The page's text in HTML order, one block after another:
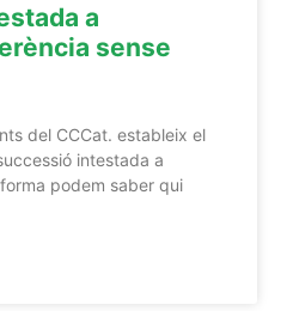
a
sense
del CCCat. estableix el
intestada a
podem saber qui